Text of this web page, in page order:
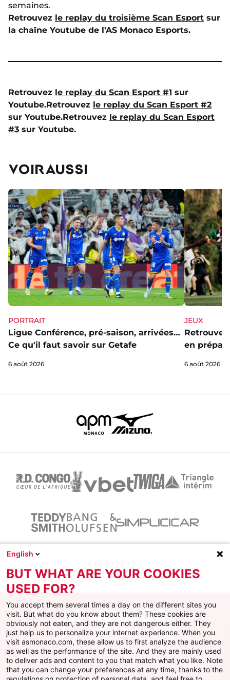
semaines.
Retrouvez le replay du troisième Scan Esport sur
la chaîne Youtube de l'AS Monaco Esports.
Retrouvez le replay du Scan Esport #1 sur
Youtube.Retrouvez le replay du Scan Esport #2
sur Youtube.Retrouvez le replay du Scan Esport
#3 sur Youtube.
VOIR AUSSI
PORTRAIT
Ligue Conférence, pré-saison, arrivées…
Ce qu'il faut savoir sur Getafe
6 août 2026
JEUX
Retrouve
en prépa'
6 août 2026
Facebook
X Instagram
YoutubeTikTokTwitch
English
BUT WHAT ARE YOUR COOKIES
USED FOR?
You accept them several times a day on the different sites you
visit. But what do you know about them? These cookies are
obviously not eaten, and they are not dangerous either. They
just help us to personalize your internet experience. When you
visit asmonaco.com, these allow us to first analyze the audience
as well as the performance of the site. And they are mainly used
to deliver ads and content to you that match what you like. Note
that you can change your preferences at any time, thanks to the